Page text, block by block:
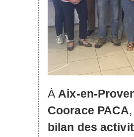
À Aix-en-
Coorace PACA
bilan des